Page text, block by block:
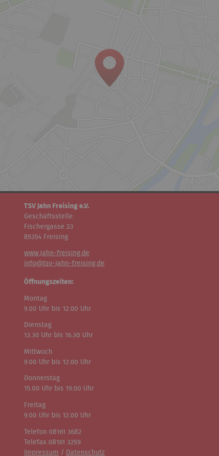
TSV Jahn Freising e.V.
Geschäftsstelle:
Fischergasse 23
85354 Freising
www.jahn-freising.de
info@tsv-jahn-freising.de
Öffnungszeiten:
Montag
9.00 Uhr bis 12.00 Uhr
Dienstag
13.30 Uhr bis 16.30 Uhr
Mittwoch
9.00 Uhr bis 12.00 Uhr
Donnerstag
15.00 Uhr bis 19.00 Uhr
Freitag
9.00 Uhr bis 12.00 Uhr
Telefon 08161 3682
Telefax 08161 3259
Impressum / Datenschutz